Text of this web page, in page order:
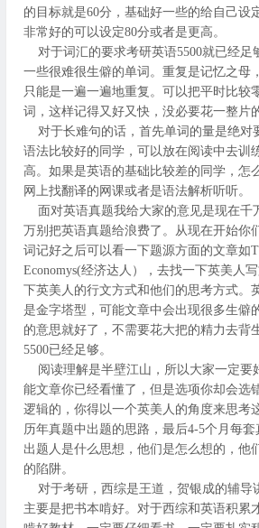
的目标就是60分，基础好一些的给自己设
非常好的可以设定80分或者是更高。
对于词汇的要求考研英语5500就已经足
一些很难很生僻的单词。重复是记忆之母
只能是一遍一遍地重复。可以把平时比较
词，这样记得又好又快，没必要花一整片
对于长难句的话，首先单词的量是绝对
语法比较好的同学，可以放在阅读中去训
高。如果是英语的基础比较差的同学，怎
网上找翻译的网课或者是语法解析听听。
面对英语真题我给大家的意见是现在千
万别把英语真题给浪费了。从现在开始你
词记好之后可以看一下题源方面的文章如
Economys(经济达人），去找一下英美人
下英美人的行文方式和他们的思考方式。
是金字塔型，可能文章中会出现很多生僻
的意思就好了，不需要花大把的精力去背
5500已经足够。
阅读理解是半壁江山，所以大家一定要
能文章你已经看懂了，但是选项你却会选
逻辑的，你得以一个英美人的角度来思考
历年真题中出题的思路，最后4-5个月每
出题人是什么思想，他们是怎么想的，他
的陷阱。
对于考研，西综是王道，贺银成的辅导
主要是把书本啃好。对于西综和英语积累